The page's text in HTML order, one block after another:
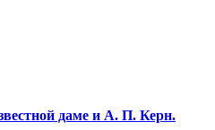
даме и А. П. Керн.